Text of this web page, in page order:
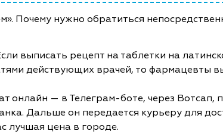
Почему нужно обратиться
выписать рецепт на таблетки на
действующих врачей, то фармацевты
онлайн — в Телеграм-боте, через Вотсап,
Дальше он передается курьеру для
лучшая цена в городе.